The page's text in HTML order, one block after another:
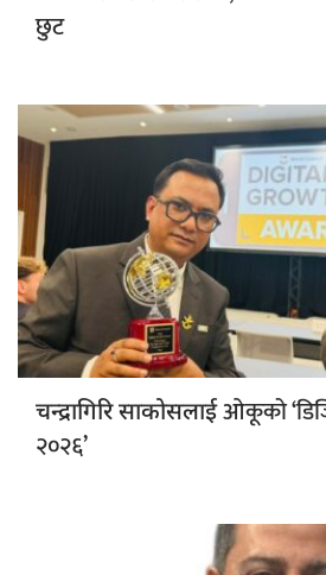
छुट
चन्द्रागिरि साकोसलाईओकूको
२०२६’